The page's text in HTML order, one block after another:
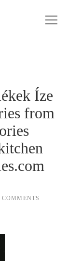
Íze
from
COMMENTS